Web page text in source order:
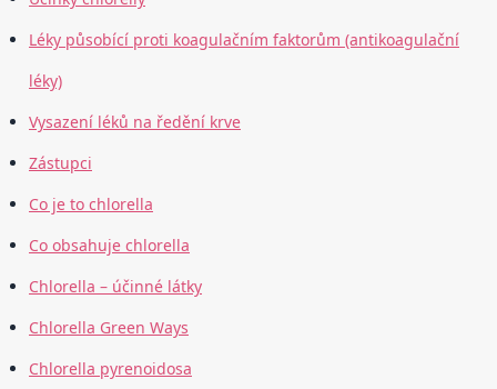
Léky působící proti koagulačním faktorům (antikoagulační
léky)
Vysazení léků na ředění krve
Zástupci
Co je to chlorella
Co obsahuje chlorella
Chlorella – účinné látky
Chlorella Green Ways
Chlorella pyrenoidosa